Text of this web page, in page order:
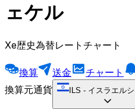
ェケル
Xe歴史為替レートチャート
換算 送金 チャート
換算元通貨
ILS - イスラエル